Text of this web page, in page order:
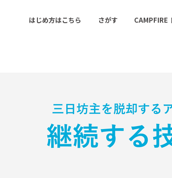
はじめ方はこちら さがす CAMPFIRE
ゲーム・サービス開発